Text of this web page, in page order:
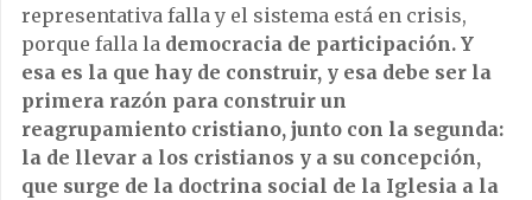
representativa falla y el sistema está en crisis,
porque falla la democracia de participación. Y
esa es la que hay de construir, y esa debe ser la
primera razón para construir un
reagrupamiento cristiano, junto con la segunda:
la de llevar a los cristianos y a su concepción,
que surge de la doctrina social de la Iglesia a la